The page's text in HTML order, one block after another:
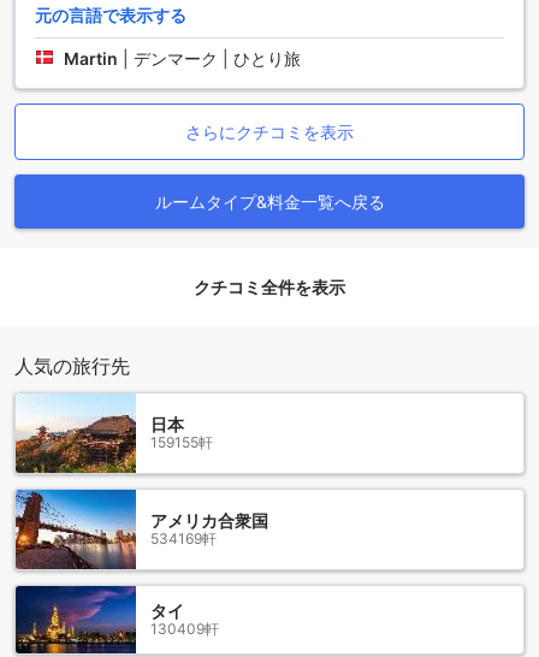
シャトー ドゥ バンコクのお部屋の選択肢
シャトー ドゥ バンコクでは、さまざまなお部屋の選択肢があ
ります。1ベッドルームエグゼクティブは広さ84平方メートル
アは広さ56平方メートルで、キングベッドが備わっていま
す。2ベッドルームエグゼクティブは広さ105平方メートル
す。2ベッドルームスーペリアスイートは広さ90平方メートル
です。スタジオエグゼクティブは広さ45平方メートルで、キ
平方メートルで、キングベッドが備わっています。Agodaで
スクンビットエリアでの贅沢な滞在
バンコクのスクンビットエリアは、都会の喧騒から離れてリ
ラックスした滞在を楽しむには最適な場所です。シャトー ド
ゥ バンコクは、このエリアの中心に位置し、豪華な滞在をお
約束します。ホテルから徒歩圏内には、高級ブティック、レ
ストラン、ナイトライフのスポットが数多くあります。ショ
ッピング好きな方には、エンポリアムやエムクオーティエな
どのショッピングモールがあり、最新のファッションやアク
セサリーを手に入れることができます。
また、スクンビットエリアは美味しい食べ物の宝庫でもあり
ます。世界各国の料理が楽しめるレストランやカフェが点在
元の言語で表示する
Martin デンマーク | ひとり旅
さらにクチコミを表示
ルームタイプ&料金一覧へ戻る
クチコミ全件を表示
人気の旅行先
日本
159155軒
アメリカ合衆国
534169軒
タイ
130409軒